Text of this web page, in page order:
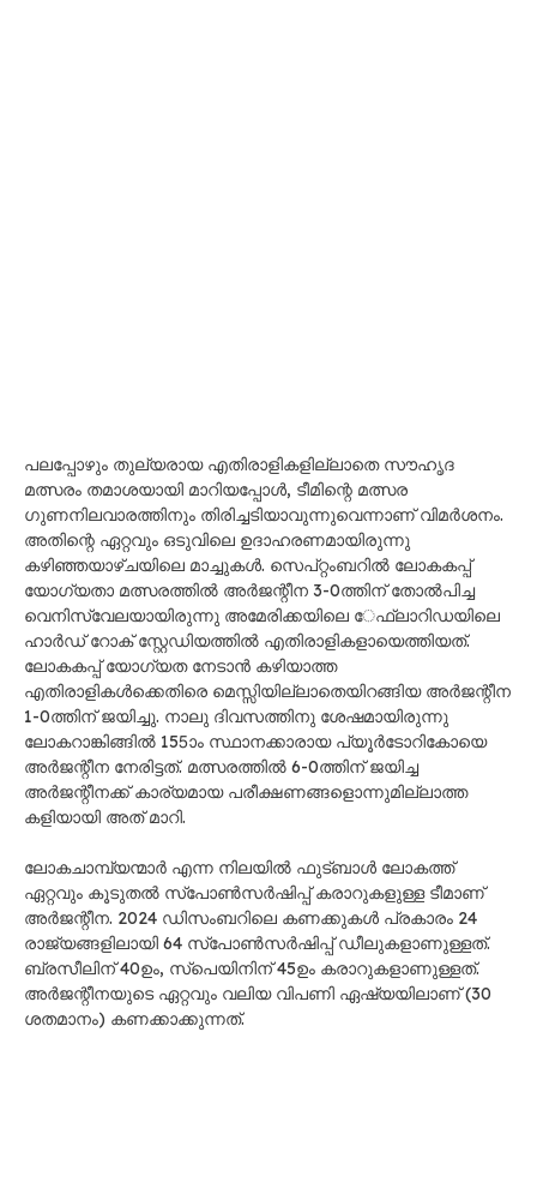
പലപ്പോഴും തുല്യരായ എതിരാളികളില്ലാതെ സൗഹൃദ
മത്സരം തമാശയായി മാറിയപ്പോൾ, ടീമിന്റെ മത്സര
ഗുണനിലവാരത്തിനും തിരിച്ചടിയാവുന്നുവെന്നാണ് വിമർശനം.
അതിന്റെ ഏറ്റവും ഒടുവിലെ ഉദാഹരണമായിരുന്നു
കഴിഞ്ഞയാഴ്ചയിലെ മാച്ചുകൾ. സെപ്റ്റംബറിൽ ലോകകപ്പ്
യോഗ്യതാ മത്സരത്തിൽ അർജന്റീന ​3-0ത്തിന് തോൽപിച്ച
വെനിസ്വേലയായിരുന്നു അമേരിക്കയിലെ ​േഫ്ലാറിഡയിലെ
ഹാർഡ് റോക് സ്റ്റേഡിയത്തിൽ എതിരാളികളായെത്തിയത്.
ലോകകപ്പ് യോഗ്യത നേടാൻ കഴിയാത്ത
എതിരാളികൾക്കെതിരെ മെസ്സിയില്ലാതെയിറങ്ങിയ അർജന്റീന
1-0ത്തിന് ജയിച്ചു. നാലു ദിവസത്തിനു ശേഷമായിരുന്നു
ലോകറാങ്കിങ്ങിൽ 155ാം സ്ഥാനക്കാരായ പ്യൂർടോറികോയെ
അർജന്റീന നേരിട്ടത്. മത്സരത്തിൽ 6-0ത്തിന് ജയിച്ച
അർജന്റീനക്ക് കാര്യമായ പരീക്ഷണങ്ങളൊന്നുമില്ലാത്ത
കളിയായി അത് മാറി.
ലോകചാമ്പ്യന്മാർ എന്ന നിലയിൽ ഫുട്ബാൾ ലോകത്ത്
ഏറ്റവും കൂടുതൽ സ്​പോൺസർഷിപ്പ് കരാറുകളുള്ള ടീമാണ്
അർജന്റീന. 2024 ഡിസംബറിലെ കണക്കുകൾ പ്രകാരം 24
രാജ്യങ്ങളിലായി 64 സ്പോൺസർഷിപ്പ് ഡീലുകളാണുള്ളത്.
ബ്രസീലിന് 40ഉം, ​സ്​പെയിനിന് 45ഉം കരാറുകളാണുള്ളത്.
അർജന്റീനയുടെ ഏറ്റവും വലിയ വിപണി ഏഷ്യയിലാണ് (30
ശതമാനം) കണക്കാക്കുന്നത്.